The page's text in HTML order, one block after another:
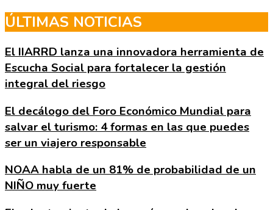
Skip
to
content
ÚLTIMAS NOTICIAS
El IIARRD lanza una innovadora herramienta de
Escucha Social para fortalecer la gestión
integral del riesgo
El decálogo del Foro Económico Mundial para
salvar el turismo: 4 formas en las que puedes
ser un viajero responsable
NOAA habla de un 81% de probabilidad de un
NIÑO muy fuerte